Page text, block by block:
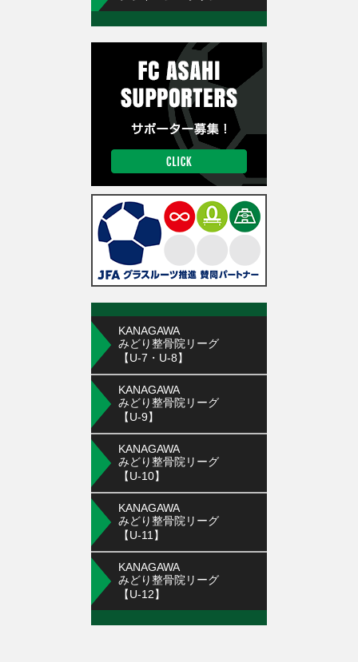
KANAGAWA
みどり整骨院リーグ
【U-7・U-8】
KANAGAWA
みどり整骨院リーグ
【U-9】
KANAGAWA
みどり整骨院リーグ
【U-10】
KANAGAWA
みどり整骨院リーグ
【U-11】
KANAGAWA
みどり整骨院リーグ
【U-12】